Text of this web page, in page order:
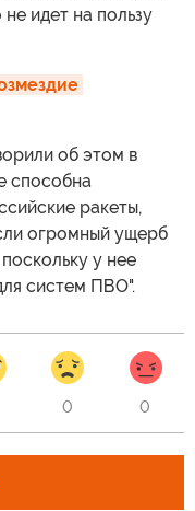
не идет на пользу
об этом в
способна
ракеты,
огромный ущерб
у нее
систем ПВО".
0 0